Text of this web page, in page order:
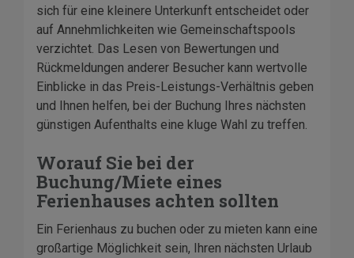
sich für eine kleinere Unterkunft entscheidet oder
auf Annehmlichkeiten wie Gemeinschaftspools
verzichtet. Das Lesen von Bewertungen und
Rückmeldungen anderer Besucher kann wertvolle
Einblicke in das Preis-Leistungs-Verhältnis geben
und Ihnen helfen, bei der Buchung Ihres nächsten
günstigen Aufenthalts eine kluge Wahl zu treffen.
Worauf Sie bei der
Buchung/Miete eines
Ferienhauses achten sollten
Ein Ferienhaus zu buchen oder zu mieten kann eine
großartige Möglichkeit sein, Ihren nächsten Urlaub